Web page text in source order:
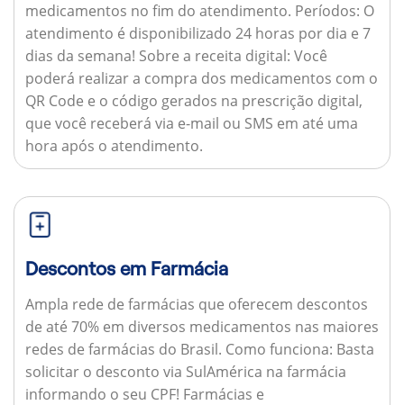
medicamentos no fim do atendimento. Períodos: O
atendimento é disponibilizado 24 horas por dia e 7
dias da semana! Sobre a receita digital: Você
poderá realizar a compra dos medicamentos com o
QR Code e o código gerados na prescrição digital,
que você receberá via e-mail ou SMS em até uma
hora após o atendimento.
Descontos em Farmácia
Ampla rede de farmácias que oferecem descontos
de até 70% em diversos medicamentos nas maiores
redes de farmácias do Brasil. Como funciona: Basta
solicitar o desconto via SulAmérica na farmácia
informando o seu CPF! Farmácias e